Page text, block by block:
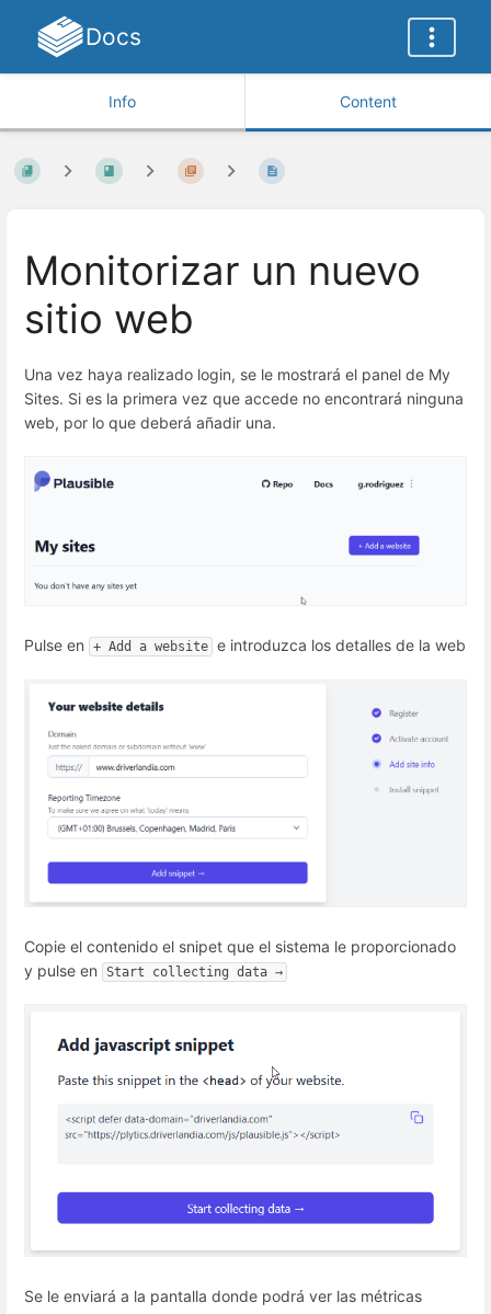
Docs
Info Content
Monitorizar un nuevo
sitio web
Una vez haya realizado login, se le mostrará el panel de My
Sites. Si es la primera vez que accede no encontrará ninguna
web, por lo que deberá añadir una.
Pulse en + Add a website e introduzca los detalles de la web
Copie el contenido el snipet que el sistema le proporcionado
y pulse en
Start collecting data →
Se le enviará a la pantalla donde podrá ver las métricas